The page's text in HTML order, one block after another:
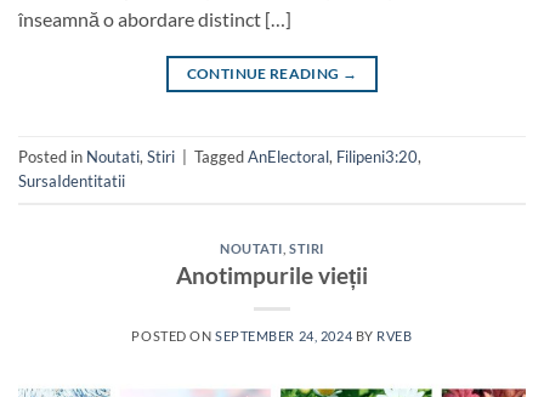
înseamnă o abordare distinct […]
CONTINUE READING →
Posted in Noutati,Stiri TaggedAnElectoral, Filipeni3:20,
SursaIdentitatii
NOUTATI ,STIRI
Anotimpurile vieții
POSTED ON SEPTEMBER 24, 2024 BY RVEB